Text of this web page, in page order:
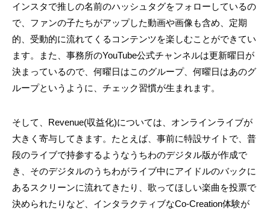
インスタで推しの名前のハッシュタグをフォローしているの
で、ファンの子たちがアップした動画や画像も含め、定期
的、受動的に流れてくるコンテンツを楽しむことができてい
ます。また、事務所のYouTube公式チャンネルは更新曜日が
決まっているので、何曜日はこのグループ、何曜日はあのグ
ループというように、チェック習慣が生まれます。
そして、Revenue(収益化)については、オンラインライブが
大きく寄与してきます。たとえば、事前に特設サイトで、普
段のライブで持参するようなうちわのデジタル版が作成で
き、そのデジタルのうちわがライブ中にアイドルのバックに
あるスクリーンに流れてきたり、歌ってほしい楽曲を投票で
決められたりなど、インタラクティブなCo-Creation体験が